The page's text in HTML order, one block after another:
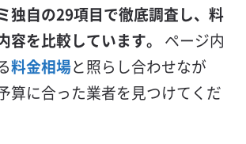
独自の29項目で徹底調査し、料
容を比較しています。
ページ内
料金相場と照らし合わせなが
算に合った業者を見つけてくだ